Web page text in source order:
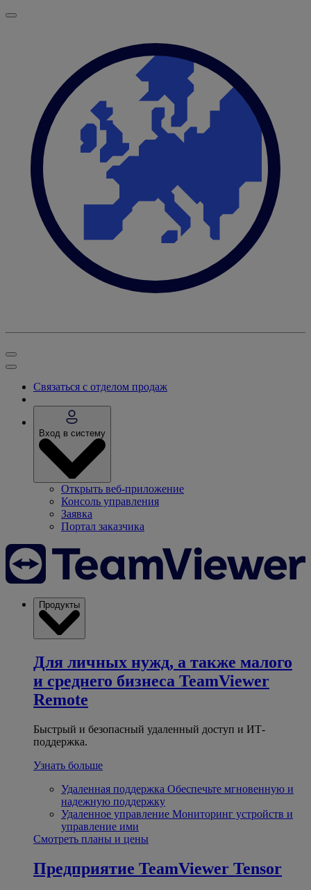
Связаться с отделом продаж
Вход в систему
Открыть веб-приложение
Консоль управления
Заявка
Портал заказчика
Продукты
Для личных нужд, а также малого
и среднего бизнеса TeamViewer
Remote
Быстрый и безопасный удаленный доступ и ИТ-
поддержка.
Узнать больше
Удаленная поддержка Обеспечьте мгновенную и
надежную поддержку
Удаленное управление Мониторинг устройств и
управление ими
Смотреть планы и цены
Предприятие TeamViewer Tensor